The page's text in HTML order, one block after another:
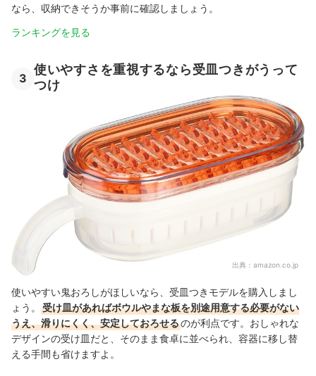
なら、収納できそうか事前に確認しましょう。
ランキングを見る
3
使いやすさを重視するなら受皿つきがうって
つけ
出典： amazon.co.jp
使いやすい鬼おろしがほしいなら、受皿つきモデルを購入しまし
ょう。
受け皿があればボウルやまな板を別途用意する必要がない
うえ、滑りにくく、安定しておろせるのが利点です。おしゃれな
デザインの受け皿だと、そのまま食卓に並べられ、容器に移し替
える手間も省けますよ。